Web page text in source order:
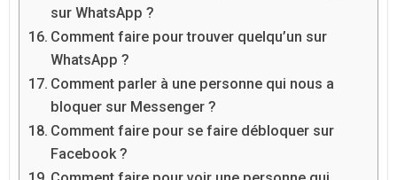
sur WhatsApp ?
Comment faire pour trouver quelqu’un sur
WhatsApp ?
Comment parler à une personne qui nous a
bloquer sur Messenger ?
Comment faire pour se faire débloquer sur
Facebook ?